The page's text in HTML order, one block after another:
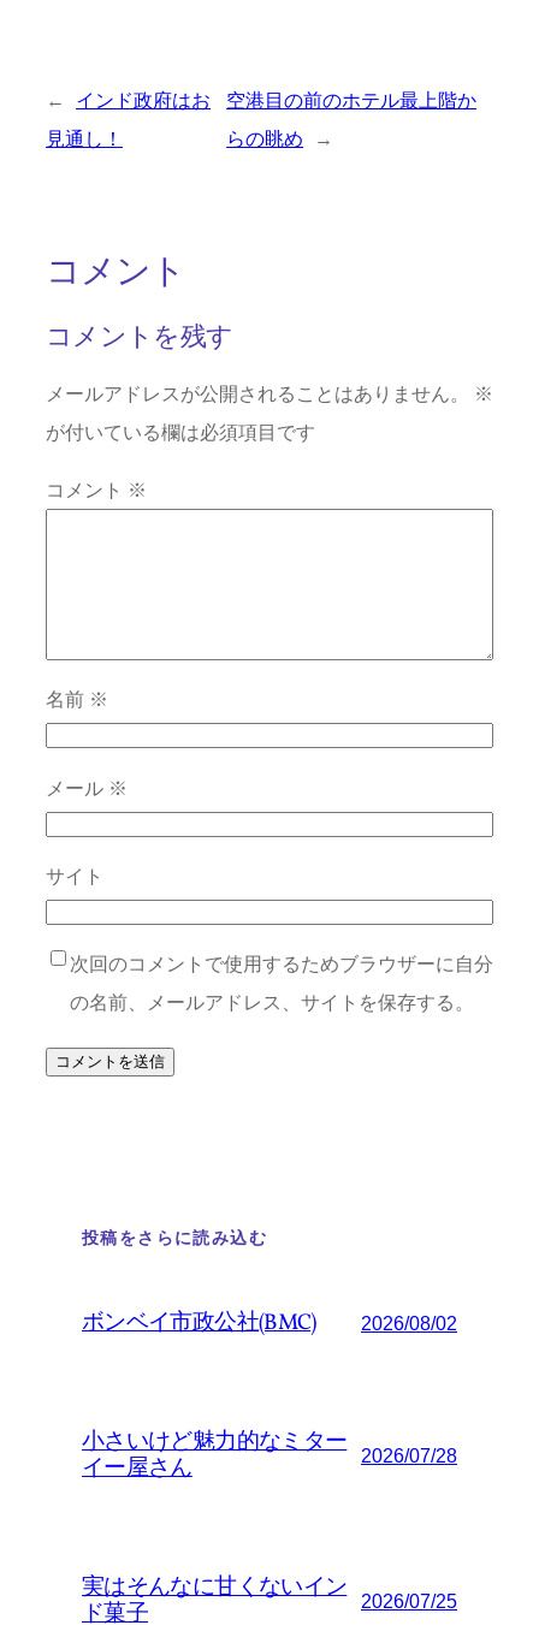
←
インド政府はお
見通し！
空港目の前のホテル最上階か
らの眺め
→
コメント
コメントを残す
メールアドレスが公開されることはありません。
※
が付いている欄は必須項目です
コメント ※
名前 ※
メール ※
サイト
次回のコメントで使用するためブラウザーに自分
の名前、メールアドレス、サイトを保存する。
投稿をさらに読み込む
ボンベイ市政公社(BMC) 2026/08/02
小さいけど魅力的なミター
イー屋さん
2026/07/28
実はそんなに甘くないイン
ド菓子
2026/07/25